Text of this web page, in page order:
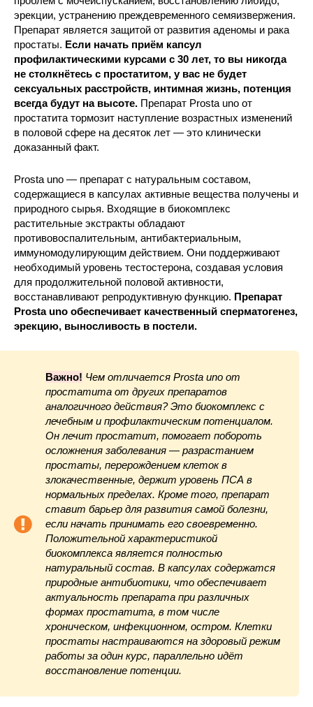
эрекции, устранению преждевременного семяизвержения.
Препарат является защитой от развития аденомы и рака
простаты. Если начать приём капсул
профилактическими курсами с 30 лет, то вы никогда
не столкнётесь с простатитом, у вас не будет
сексуальных расстройств, интимная жизнь, потенция
всегда будут на высоте. Препарат Prosta uno от
простатита тормозит наступление возрастных изменений
в половой сфере на десяток лет — это клинически
доказанный факт.
Prosta uno — препарат с натуральным составом,
содержащиеся в капсулах активные вещества получены и
природного сырья. Входящие в биокомплекс
растительные экстракты обладают
противовоспалительным, антибактериальным,
иммуномодулирующим действием. Они поддерживают
необходимый уровень тестостерона, создавая условия
для продолжительной половой активности,
восстанавливают репродуктивную функцию. Препарат
Prosta uno обеспечивает качественный сперматогенез,
эрекцию, выносливость в постели.
Важно! Чем отличается Prosta uno от
простатита от других препаратов
аналогичного действия? Это биокомплекс с
лечебным и профилактическим потенциалом.
Он лечит простатит, помогает побороть
осложнения заболевания — разрастанием
простаты, перерождением клеток в
злокачественные, держит уровень ПСА в
нормальных пределах. Кроме того, препарат
ставит барьер для развития самой болезни,
если начать принимать его своевременно.
Положительной характеристикой
биокомплекса является полностью
натуральный состав. В капсулах содержатся
природные антибиотики, что обеспечивает
актуальность препарата при различных
формах простатита, в том числе
хроническом, инфекционном, остром. Клетки
простаты настраиваются на здоровый режим
работы за один курс, параллельно идёт
восстановление потенции.